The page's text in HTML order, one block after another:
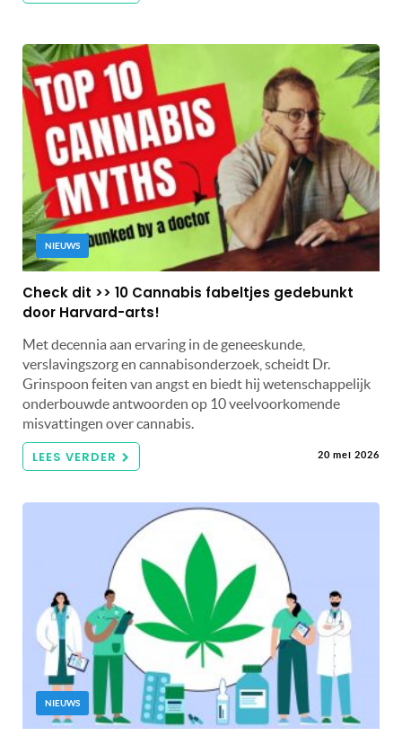
NIEUWS
Check dit >> 10 Cannabis fabeltjes gedebunkt
door Harvard-arts!
Met decennia aan ervaring in de geneeskunde,
verslavingszorg en cannabisonderzoek, scheidt Dr.
Grinspoon feiten van angst en biedt hij wetenschappelijk
onderbouwde antwoorden op 10 veelvoorkomende
misvattingen over cannabis.
LEES VERDER 20 mei 2026
NIEUWS